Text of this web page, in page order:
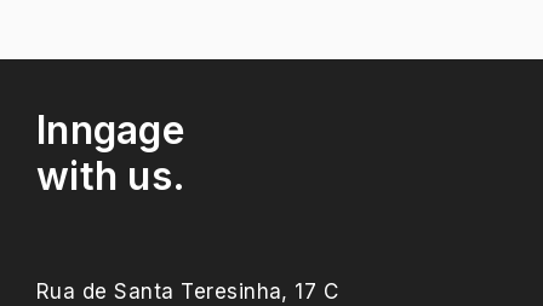
Inngage
with us.
Rua de Santa Teresinha, 17 C